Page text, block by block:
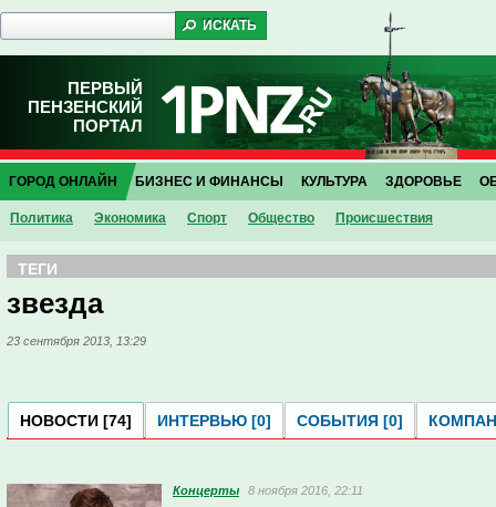
ПЕРВЫЙ
ПЕНЗЕНСКИЙ
ПОРТАЛ
ГОРОД ОНЛАЙН
Политика Экономика Спорт Общество Проиcшествия
БИЗНЕС И ФИНАНСЫ КУЛЬТУРА ЗДОРОВЬЕ
ТЕГИ
звезда
23 сентября 2013, 13:29
НОВОСТИ [74] ИНТЕРВЬЮ [0] СОБЫТИЯ [0]
Концерты 8 ноября 2016, 22:11